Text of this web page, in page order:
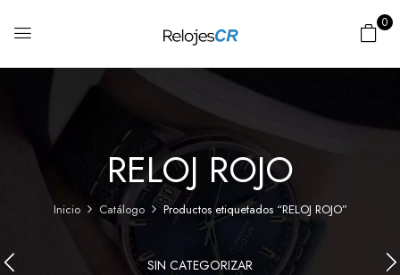
0
RELOJ ROJO
Inicio Catálogo Productos etiquetados “RELOJ ROJO”
SIN CATEGORIZAR